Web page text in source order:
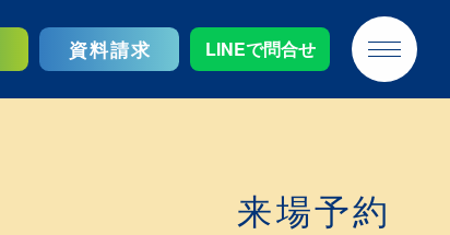
資料請求 LINEで問合せ
来場予約